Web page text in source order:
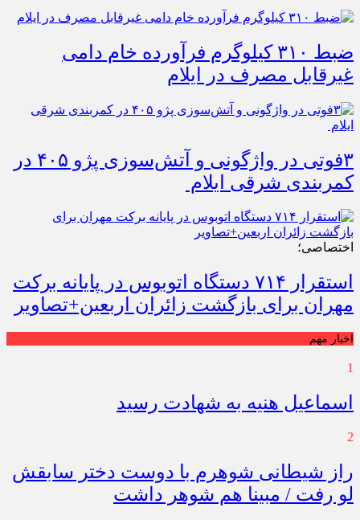
های
ضبط ۳۱۰ کیلوگرم فرآورده خام دامی
غیرقابل مصرف در ایلام
۳فوتی در واژگونی و آتش‌سوزی پژو ۴۰۵ در
کمربندی شرقی ایلام
اختصاصی؛
استقرار ۷۱۴ دستگاه اتوبوس در پایانه برکت
مهران برای بازگشت زائران اربعین+تصاویر
اخبار مهم
1
اسماعیل هنیه به شهادت رسید
2
راز شیطانی شوهرم با دوست دختر سابقش
لو رفت / مبینا هم شوهر داشت